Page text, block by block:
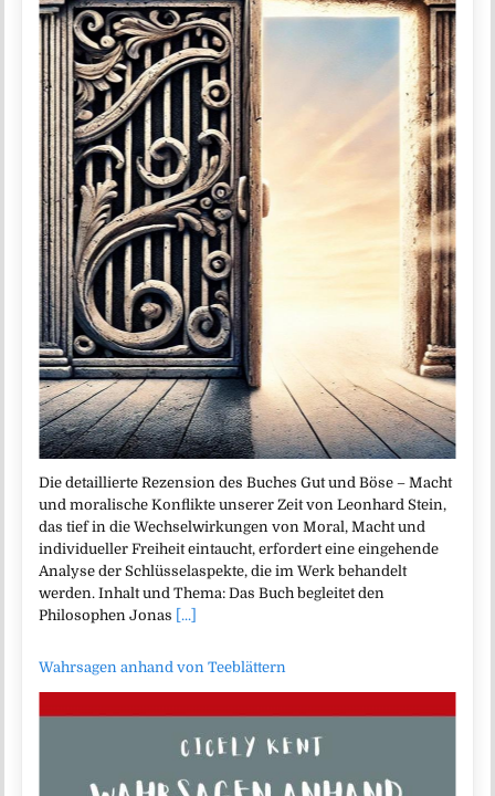
Die detaillierte Rezension des Buches Gut und Böse – Macht
und moralische Konflikte unserer Zeit von Leonhard Stein,
das tief in die Wechselwirkungen von Moral, Macht und
individueller Freiheit eintaucht, erfordert eine eingehende
Analyse der Schlüsselaspekte, die im Werk behandelt
werden. Inhalt und Thema: Das Buch begleitet den
Philosophen Jonas [...]
Wahrsagen anhand von Teeblättern